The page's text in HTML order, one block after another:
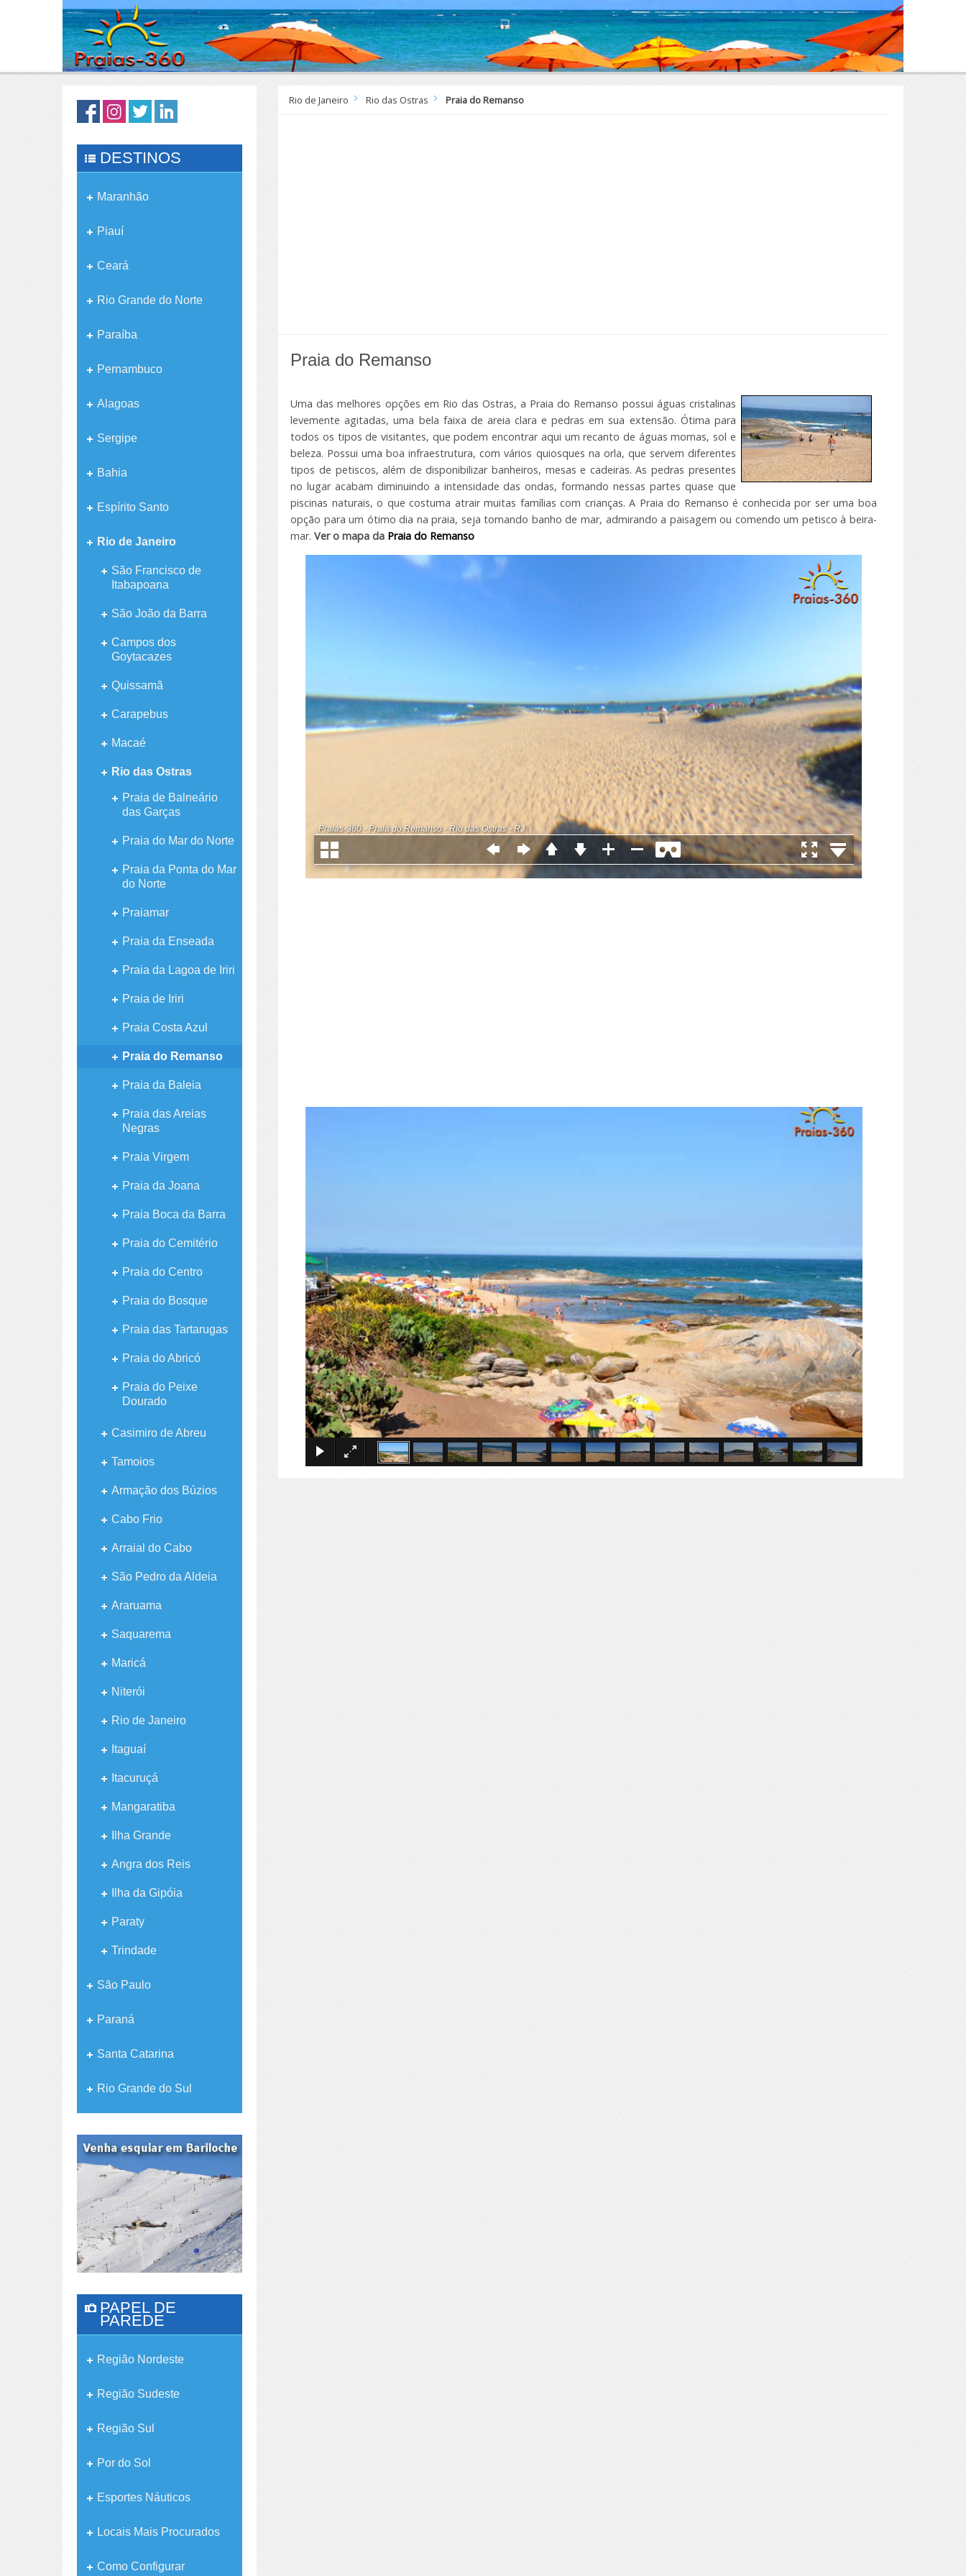
Rio de Janeiro Rio das Ostras Praia do Remanso
Praia do Remanso
Uma das melhores opções em Rio das Ostras, a Praia do Remanso possui águas cristalinas
levemente agitadas, uma bela faixa de areia clara e pedras em sua extensão. Ótima para
todos os tipos de visitantes, que podem encontrar aqui um recanto de águas mornas, sol e
beleza. Possui uma boa infraestrutura, com vários quiosques na orla, que servem diferentes
tipos de petiscos, além de disponibilizar banheiros, mesas e cadeiras. As pedras presentes
no lugar acabam diminuindo a intensidade das ondas, formando nessas partes quase que
piscinas naturais, o que costuma atrair muitas famílias com crianças. A Praia do Remanso é conhecida por ser uma boa
opção para um ótimo dia na praia, seja tomando banho de mar, admirando a paisagem ou comendo um petisco à beira-
mar.Ver o mapa da Praia do Remanso
Praias-360 - Praia do Remanso - Rio das Ostras - RJ
DESTINOS
Maranhão
Piauí
Ceará
Rio Grande do Norte
Paraíba
Pernambuco
Alagoas
Sergipe
Bahia
Espírito Santo
Rio de Janeiro
São Francisco de
Itabapoana
São João da Barra
Campos dos
Goytacazes
Quissamã
Carapebus
Macaé
Rio das Ostras
Praia de Balneário
das Garças
Praia do Mar do Norte
Praia da Ponta do Mar
do Norte
Praiamar
Praia da Enseada
Praia da Lagoa de Iriri
Praia de Iriri
Praia Costa Azul
Praia do Remanso
Praia da Baleia
Praia das Areias
Negras
Praia Virgem
Praia da Joana
Praia Boca da Barra
Praia do Cemitério
Praia do Centro
Praia do Bosque
Praia das Tartarugas
Praia do Abricó
Praia do Peixe
Dourado
Casimiro de Abreu
Tamoios
Armação dos Búzios
Cabo Frio
Arraial do Cabo
São Pedro da Aldeia
Araruama
Saquarema
Maricá
Niterói
Rio de Janeiro
Itaguaí
Itacuruçá
Mangaratiba
Ilha Grande
Angra dos Reis
Ilha da Gipóia
Paraty
Trindade
São Paulo
Paraná
Santa Catarina
Rio Grande do Sul
PAPEL DE
PAREDE
Região Nordeste
Região Sudeste
Região Sul
Por do Sol
Esportes Náuticos
Locais Mais Procurados
Como Configurar